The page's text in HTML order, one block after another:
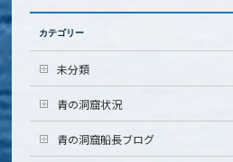
カテゴリー
未分類
青の洞窟状況
青の洞窟船長ブログ